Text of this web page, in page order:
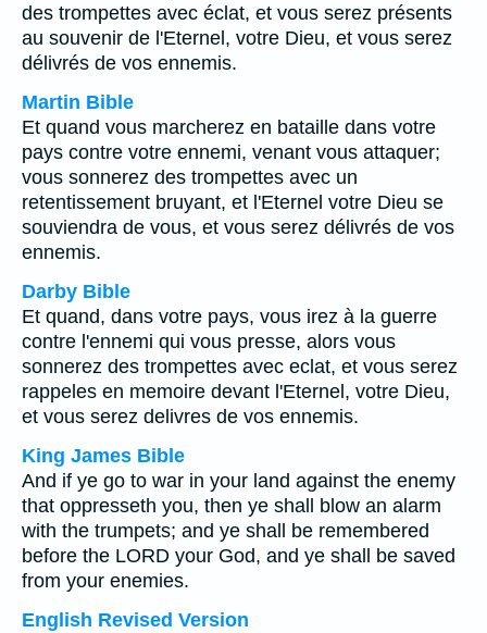
des trompettes avec éclat, et vous serez présents
au souvenir de l'Eternel, votre Dieu, et vous serez
délivrés de vos ennemis.
Martin Bible
Et quand vous marcherez en bataille dans votre
pays contre votre ennemi, venant vous attaquer;
vous sonnerez des trompettes avec un
retentissement bruyant, et l'Eternel votre Dieu se
souviendra de vous, et vous serez délivrés de vos
ennemis.
Darby Bible
Et quand, dans votre pays, vous irez à la guerre
contre l'ennemi qui vous presse, alors vous
sonnerez des trompettes avec eclat, et vous serez
rappeles en memoire devant l'Eternel, votre Dieu,
et vous serez delivres de vos ennemis.
King James Bible
And if ye go to war in your land against the enemy
that oppresseth you, then ye shall blow an alarm
with the trumpets; and ye shall be remembered
before the LORD your God, and ye shall be saved
from your enemies.
English Revised Version